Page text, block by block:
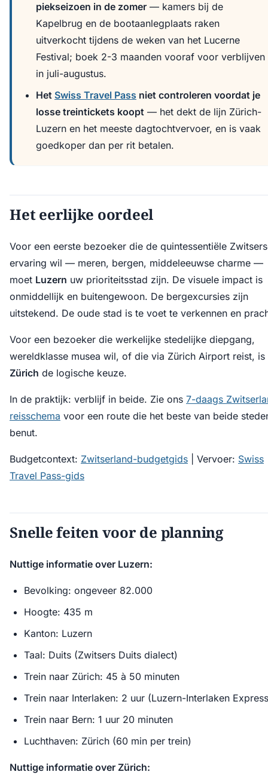
piekseizoen in de zomer — kamers bij de
Kapelbrug en de bootaanlegplaats raken
uitverkocht tijdens de weken van het Lucerne
Festival; boek 2-3 maanden vooraf voor verblijven
in juli-augustus.
Het Swiss Travel Pass niet controleren voordat je
losse treintickets koopt — het dekt de lijn Zürich-
Luzern en het meeste dagtochtvervoer, en is vaak
goedkoper dan per rit betalen.
Het eerlijke oordeel
Voor een eerste bezoeker die de quintessentiële
ervaring wil — meren, bergen, middeleeuwse charme —
moet Luzern uw prioriteitsstad zijn. De visuele impact is
onmiddellijk en buitengewoon. De bergexcursies zijn
uitstekend. De oude stad is te voet te verkennen en
Voor een bezoeker die werkelijke stedelijke diepgang,
wereld­klasse musea wil, of die via Zürich Airport reist, is
Zürich de logische keuze.
In de praktijk: verblijf in beide. Zie ons 7-daags
reisschema voor een route die het beste van beide
benut.
Budgetcontext: Zwitserland-budgetgids | Vervoer: Swiss
Travel Pass-gids
Snelle feiten voor de planning
Nuttige informatie over Luzern:
Bevolking: ongeveer 82.000
Hoogte: 435 m
Kanton: Luzern
Taal: Duits (Zwitsers Duits dialect)
Trein naar Zürich: 45 à 50 minuten
Trein naar Interlaken: 2 uur (Luzern-Interlaken
Trein naar Bern: 1 uur 20 minuten
Luchthaven: Zürich (60 min per trein)
Nuttige informatie over Zürich: